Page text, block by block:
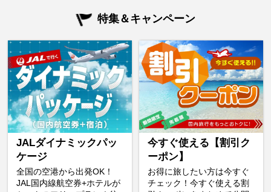
特集＆キャンペーン
JALダイナミックパッ
ケージ
全国の空港から出発OK！
JAL国内線航空券+ホテルが
今すぐ使える【割引ク
ーポン】
お得に旅したい方は今すぐ
チェック！今すぐ使える割